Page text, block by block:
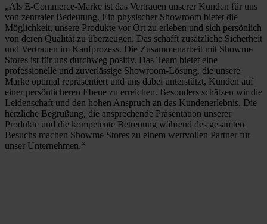
„Als E-Commerce-Marke ist das Vertrauen unserer Kunden für uns
von zentraler Bedeutung. Ein physischer Showroom bietet die
Möglichkeit, unsere Produkte vor Ort zu erleben und sich persönlich
von deren Qualität zu überzeugen. Das schafft zusätzliche Sicherheit
und Vertrauen im Kaufprozess. Die Zusammenarbeit mit Showme
Stores ist für uns durchweg positiv. Das Team bietet eine
professionelle und zuverlässige Showroom-Lösung, die unsere
Marke optimal repräsentiert und uns dabei unterstützt, Kunden auf
einer persönlicheren Ebene zu erreichen. Besonders schätzen wir die
Leidenschaft und den hohen Anspruch an das Kundenerlebnis. Die
herzliche Begrüßung, die ansprechende Präsentation unserer
Produkte und die kompetente Betreuung während des gesamten
Besuchs machen Showme Stores zu einem wertvollen Partner für
unser Unternehmen.“